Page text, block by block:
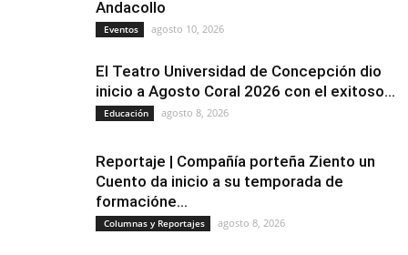
Andacollo
Eventos agosto 10, 2026
El Teatro Universidad de Concepción dio
inicio a Agosto Coral 2026 con el exitoso...
Educación agosto 8, 2026
Reportaje | Compañía porteña Ziento un
Cuento da inicio a su temporada de
formacióne...
Columnas y Reportajes agosto 8, 2026